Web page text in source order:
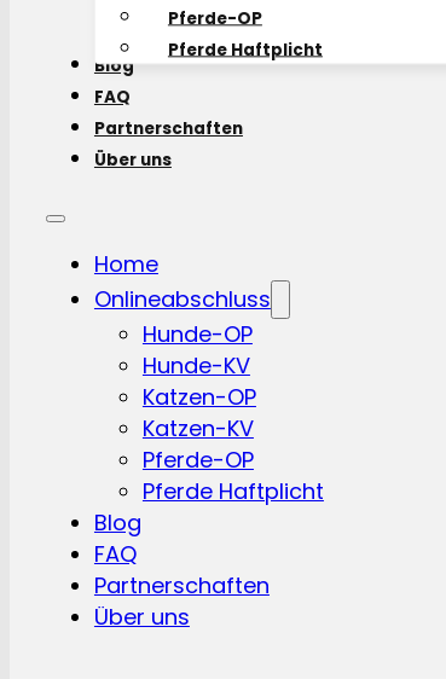
Pferde-OP
Pferde Haftplicht
Blog
FAQ
Partnerschaften
Über uns
Home
Onlineabschluss
Hunde-OP
Hunde-KV
Katzen-OP
Katzen-KV
Pferde-OP
Pferde Haftplicht
Blog
FAQ
Partnerschaften
Über uns